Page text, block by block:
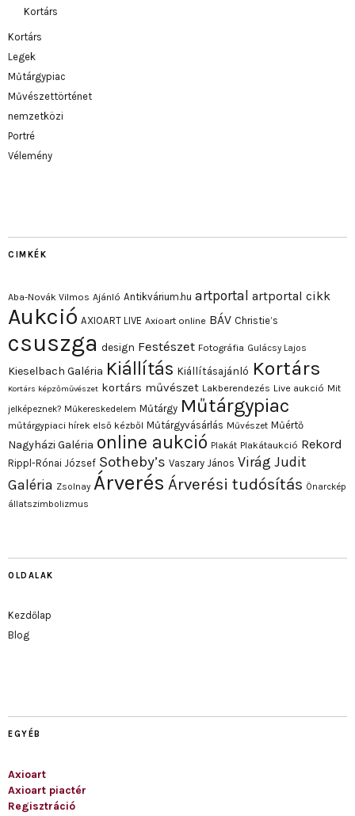
Kortárs
Kortárs
Legek
Műtárgypiac
Művészettörténet
nemzetközi
Portré
Vélemény
CIMKÉK
Aba-Novák Vilmos Ajánló Antikvárium.hu artportal artportal cikk
Aukció AXIOART LIVE Axioart online BÁV Christie’s
csuszga design Festészet Fotográfia Gulácsy Lajos
Kieselbach Galéria Kiállítás Kiállításajánló Kortárs
Kortárs képzőművészet kortárs művészet Lakberendezés Live aukció Mit
jelképeznek? Műkereskedelem Műtárgy Műtárgypiac
műtárgypiaci hírek első kézből Műtárgyvásárlás Művészet Műértő
Nagyházi Galéria online aukció Plakát Plakátaukció Rekord
Rippl-Rónai József Sotheby’s Vaszary János Virág Judit
Galéria Zsolnay Árverés Árverési tudósítás Önarckép
állatszimbolizmus
OLDALAK
Kezdőlap
Blog
EGYÉB
Axioart
Axioart piactér
Regisztráció